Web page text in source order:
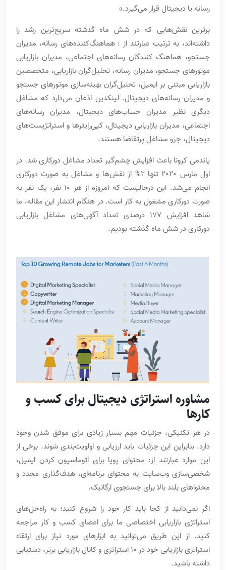
رسانه یا دیجیتال قرار می‌گیرد.»
برترین نقش‌هایی که در شش ماه گذشته سریع‌ترین رشد را
داشته‌اند، به ترتیب عبارتند از : هماهنگ‌‌کننده‌های رسانه، مدیران
جستجو، هماهنگ کنندگان رسانه‌های اجتماعی، مدیران بازاریابی
موتورهای جستجو، مدیران رسانه، تحلیل‌گران بازاریابی، متخصصین
بازاریابی مبتنی بر ایمیل، تحلیل‌گران بهینه‌سازی موتورهای جستجو
و مدیران رسانه‌های دیجیتال. لینکدین اذعان می‌دارد که مشاغل
دیگری نظیر مدیران حساب‌های دیجیتال، مدیران رسانه‌های
اجتماعی، مدیران بازاریابی دیجیتال، کپی‌رایترها و استراتژیست‌های
دیجیتال، جزو مشاغل پرتقاضا هستند.
پاندمی کرونا باعث افزایش چشم‌گیر تعداد مشاغل دورکاری شد. در
اول مارس 2020 تنها 2% از نقش‌ها و مشاغل به صورت دورکاری
انجام می‌شد. این درحالیست که امروزه از هر 10 نفر، یک نفر به
صورت دورکاری مشغول به کار است. در هنگام انتشار این مقاله، ما
شاهد افزایش 177 درصدی تعداد آگهی‌های مشاغل بازاریابی
دورکاری در شش ماه گذشته بودیم.
مشاوره استراتژی دیجیتال برای کسب و
کارها
در هر تکنیکی، جزئیات مهم بسیار زیادی برای موفق شدن وجود
دارد. بنابراین این جزئیات باید ارزیابی و اولویت‌بندی شوند. برخی از
این موارد عبارتند از: محتوای پویا برای اتوماسیون کردن ایمیل،
شخصی‌سازی وب‌سایت به محتوای برنامه‌ای، هدف‌گذاری مجدد و
محتواهای بلند بالا برای جستجوی ارگانیک.
اگر نمی‌دانید از کجا باید کار خود را شروع کنید؛ به راه‌حل‌های
استراتژی بازاریابی اختصاصی ما برای اعضای کسب و کار مراجعه
کنید. از این طریق می‌توانید به ابزارهای مورد نیاز برای ارتقاء
استراتژی بازاریابی خود در 10 استراتژی و کانال بازاریابی برتر، دستیابی
داشته باشید.